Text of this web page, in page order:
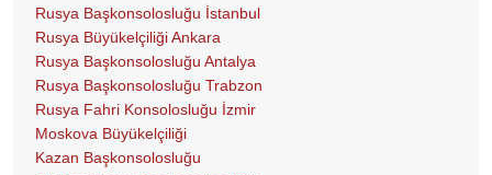
Rusya Başkonsolosluğu İstanbul
Rusya Büyükelçiliği Ankara
Rusya Başkonsolosluğu Antalya
Rusya Başkonsolosluğu Trabzon
Rusya Fahri Konsolosluğu İzmir
Moskova Büyükelçiliği
Kazan Başkonsolosluğu